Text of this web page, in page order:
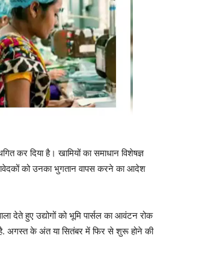
कर दिया है। खामियों का समाधान विशेषज्ञ
को उनका भुगतान वापस करने का आदेश
देते हुए उद्योगों को भूमि पार्सल का आवंटन रोक
अगस्त के अंत या सितंबर में फिर से शुरू होने की